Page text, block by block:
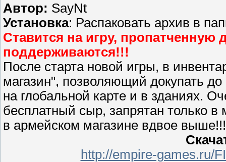
Автор: SayNt
Установка: Распаковать архив в
Ставится на игру, пропатченную
поддерживаются!!!
После старта новой игры, в
магазин", позволяющий докупать
на глобальной карте и в зданиях.
бесплатный сыр, запрятан только
в армейском магазине вдвое выше!!!
http://empire-games.ru/